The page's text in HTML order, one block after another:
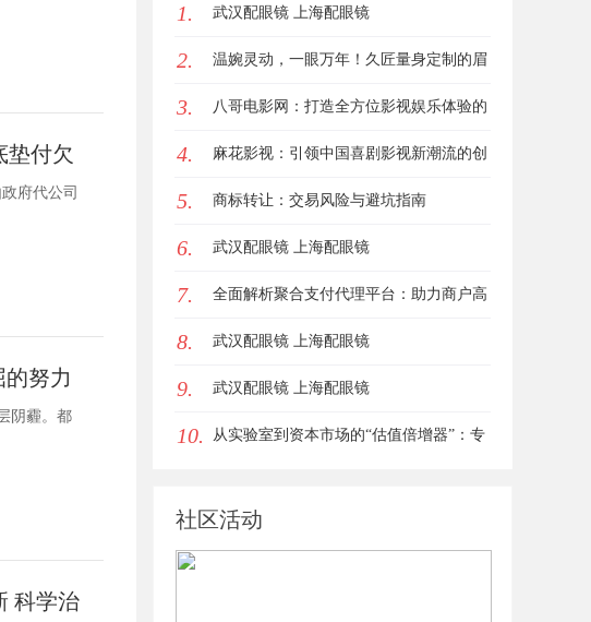
垫付欠
府代公司
努力
阴霾。都
科学治
1. 武汉配眼镜 上海配眼镜
2. 温婉灵动，一眼万年！久匠量身定制的眉
眼唇，才是你整张脸的点睛之笔！淡颜系
女生的气质加分项
3. 八哥电影网：打造全方位影视娱乐体验的
平台解析
4. 麻花影视：引领中国喜剧影视新潮流的创
新力量
5. 商标转让：交易风险与避坑指南
6. 武汉配眼镜 上海配眼镜
7. 全面解析聚合支付代理平台：助力商户高
效管理多渠道支付
8. 武汉配眼镜 上海配眼镜
9. 武汉配眼镜 上海配眼镜
10. 从实验室到资本市场的“估值倍增器”：专
社区活动